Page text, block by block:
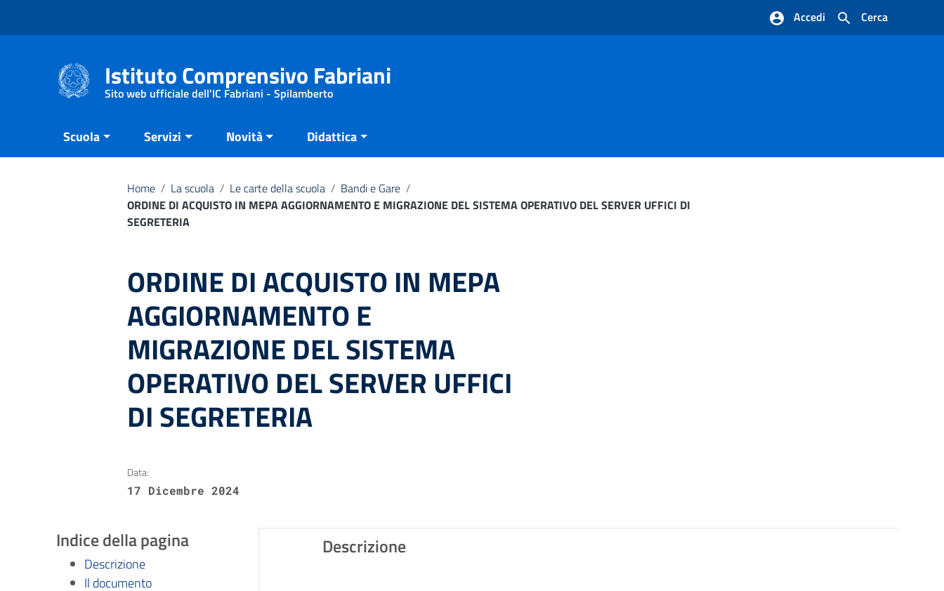
Cerca
Accedi
Istituto Comprensivo Fabriani
Sito web ufficiale dell'IC Fabriani - Spilamberto
Scuola Servizi Novità Didattica
Home / La scuola / Le carte della scuola / Bandi e Gare /
ORDINE DI ACQUISTO IN MEPA AGGIORNAMENTO E MIGRAZIONE DEL SISTEMA OPERATIVO DEL SERVER UFFICI DI
SEGRETERIA
ORDINE DI ACQUISTO IN MEPA
AGGIORNAMENTO E
MIGRAZIONE DEL SISTEMA
OPERATIVO DEL SERVER UFFICI
DI SEGRETERIA
Data:
17 Dicembre 2024
Indice della pagina
Descrizione
Il documento
Descrizione